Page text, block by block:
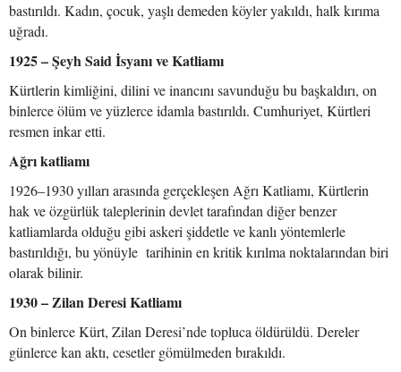
bastırıldı. Kadın, çocuk, yaşlı demeden köyler yakıldı, halk kırıma
uğradı.
1925 – Şeyh Said İsyanı ve Katliamı
Kürtlerin kimliğini, dilini ve inancını savunduğu bu başkaldırı, on
binlerce ölüm ve yüzlerce idamla bastırıldı. Cumhuriyet, Kürtleri
resmen inkar etti.
Ağrı katliamı
1926–1930 yılları arasında gerçekleşen Ağrı Katliamı, Kürtlerin
hak ve özgürlük taleplerinin devlet tarafından diğer benzer
katliamlarda olduğu gibi askeri şiddetle ve kanlı yöntemlerle
bastırıldığı, bu yönüyle tarihinin en kritik kırılma noktalarından biri
olarak bilinir.
1930 – Zilan Deresi Katliamı
On binlerce Kürt, Zilan Deresi’nde topluca öldürüldü. Dereler
günlerce kan aktı, cesetler gömülmeden bırakıldı.